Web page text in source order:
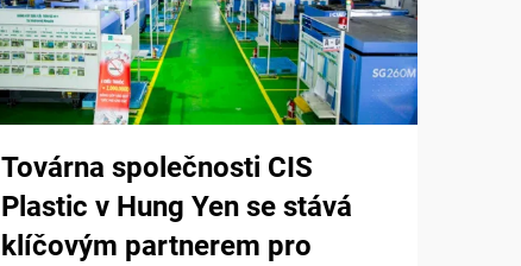
Továrna společnosti CIS
Plastic v Hung Yen se stává
klíčovým partnerem pro